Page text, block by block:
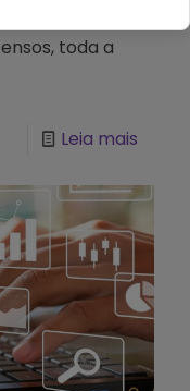
toda a
Leia mais